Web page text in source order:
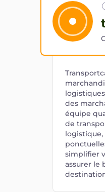
des
équipe
de
logistique,
simplifier
assurer le